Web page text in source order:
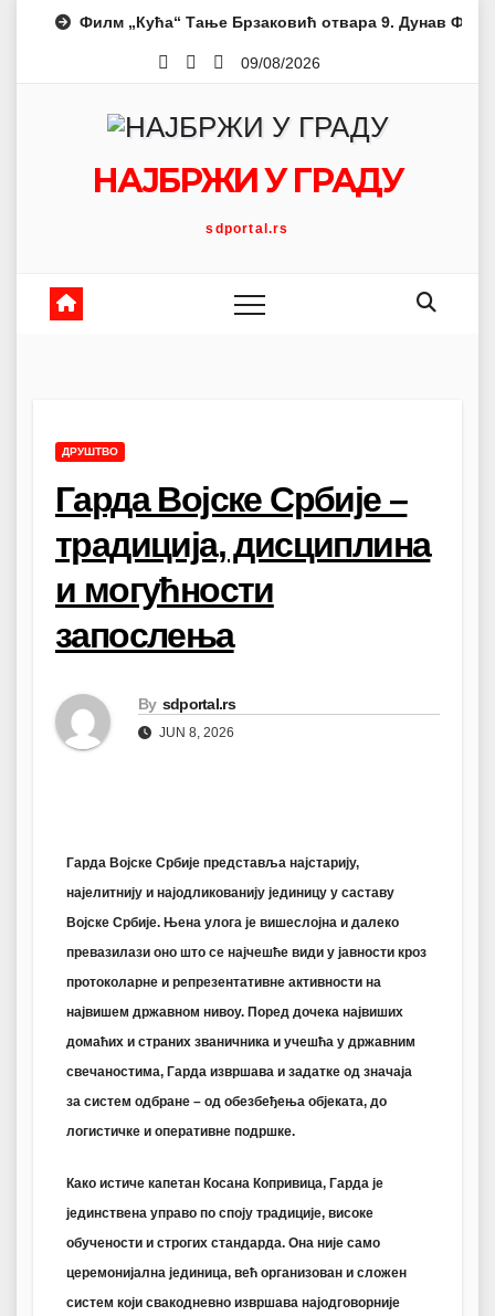
Филм „Кућа“ Тање Брзаковић отвара 9. Дунав
09/08/2026
НАЈБРЖИ У ГРАДУ
sdportal.rs
ДРУШТВО
Гарда Војске Србије –
традиција, дисциплина
и могућности
запослења
By sdportal.rs
JUN 8, 2026
Гарда Војске Србије представља најстарију,
најелитнију и најодликованију јединицу у саставу
Војске Србије. Њена улога је вишеслојна и далеко
превазилази оно што се најчешће види у јавности кроз
протоколарне и репрезентативне активности на
највишем државном нивоу. Поред дочека највиших
домаћих и страних званичника и учешћа у државним
свечаностима, Гарда извршава и задатке од значаја
за систем одбране – од обезбеђења објеката, до
логистичке и оперативне подршке.
Како истиче капетан Косана Копривица, Гарда је
јединствена управо по споју традиције, високе
обучености и строгих стандарда. Она није само
церемонијална јединица, већ организован и сложен
систем који свакодневно извршава најодговорније